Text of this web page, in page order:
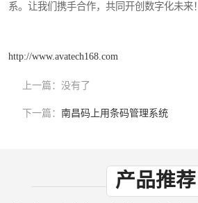
系。让我们携手合作，共同开创数字化未来！
http://www.avatech168.com
上一篇： 没有了
下一篇： 南昌码上用条码管理系统
产品推荐